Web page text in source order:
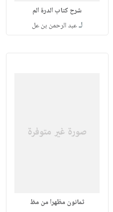
شرح كتاب الدرة الم
لـعبد الرحمن بن عل
ثمانون مظهرا من مظ